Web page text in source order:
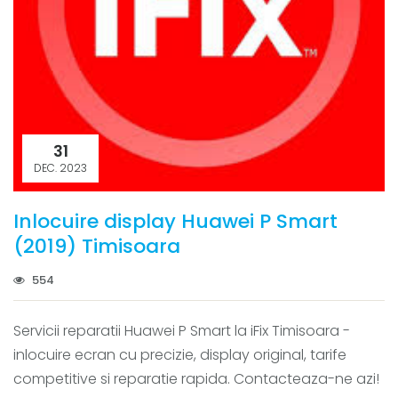
31
DEC. 2023
Inlocuire display Huawei P Smart
(2019) Timisoara
554
Servicii reparatii Huawei P Smart la iFix Timisoara -
inlocuire ecran cu precizie, display original, tarife
competitive si reparatie rapida. Contacteaza-ne azi!